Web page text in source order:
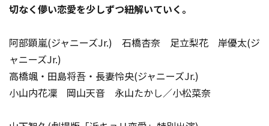
切なく儚い恋愛を少しずつ紐解いていく――。
阿部顕嵐(ジャニーズJr.) 石橋杏奈 足立梨花 岸優太(ジ
ャニーズJr.)
高橋颯・田島将吾・長妻怜央(ジャニーズJr.)
小山内花凜 岡山天音 永山たかし／小松菜奈